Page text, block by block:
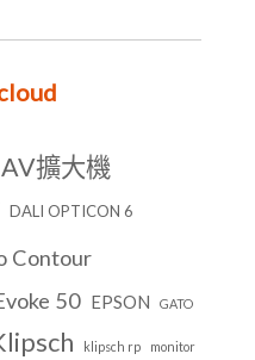
AV擴大機
DALI OPTICON 6
Contour
50 EPSON GATO
klipsch rp monitor